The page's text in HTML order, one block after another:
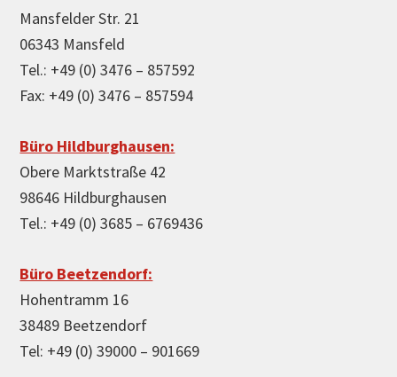
Mansfelder Str. 21
06343 Mansfeld
Tel.: +49 (0) 3476 – 857592
Fax: +49 (0) 3476 – 857594
Büro Hildburghausen:
Obere Marktstraße 42
98646 Hildburghausen
Tel.: +49 (0) 3685 – 6769436
Büro Beetzendorf:
Hohentramm 16
38489 Beetzendorf
Tel: +49 (0) 39000 – 901669